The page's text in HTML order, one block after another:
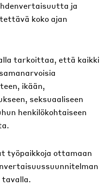
ja
koko ajan
tarkoittaa, että kaikki
ikään,
seksuaaliseen
henkilökohtaiseen
työpaikkoja ottamaan
tavalla.